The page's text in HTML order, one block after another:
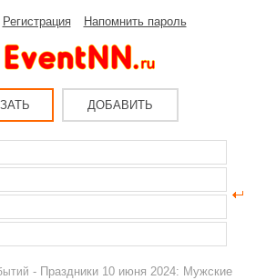
Регистрация Напомнить пароль
ДОБАВИТЬ
- Праздники 10 июня 2024: Мужские